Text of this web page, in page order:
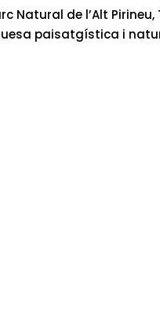
Natural de l’Alt
paisatgística i